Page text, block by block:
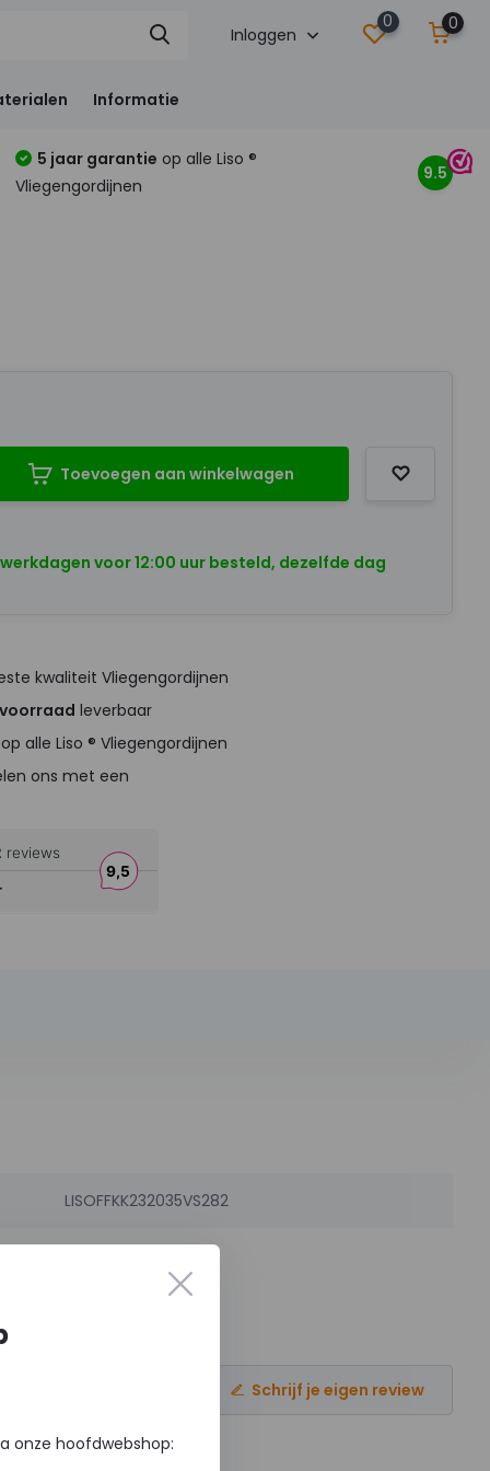
Inloggen
0 0
Informatie
5 jaar garantie op alle Liso ®
Vliegengordijnen
9.5
Toevoegen aan winkelwagen
voor 12:00 uur besteld, dezelfde dag
kwaliteit Vliegengordijnen
leverbaar
op alle Liso ® Vliegengordijnen
ons met een
LISOFFKK232035VS282
Schrijf je eigen review
onze hoofdwebshop: